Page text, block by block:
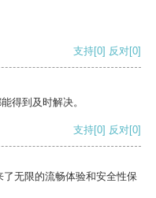
支持[0] 反对[0]
得到及时解决。
支持[0] 反对[0]
无限的流畅体验和安全性保